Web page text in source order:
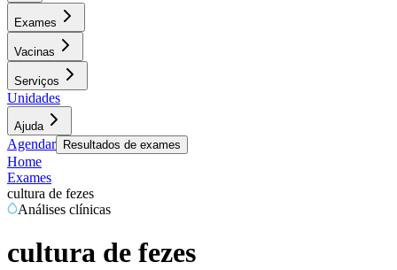
Exames
Vacinas
Serviços
Unidades
Ajuda
Agendar Resultados de exames
Home
Exames
cultura de fezes
Análises clínicas
cultura de fezes